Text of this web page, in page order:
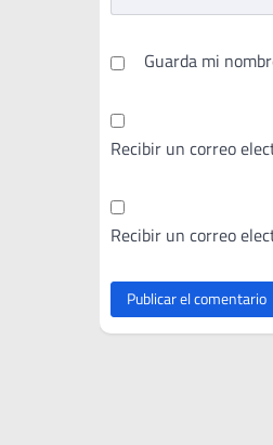
Guarda mi
Recibir un correo
Recibir un correo